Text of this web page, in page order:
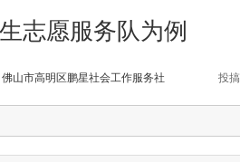
志愿服务队为例
佛山市高明区鹏星社会工作服务社 投搞